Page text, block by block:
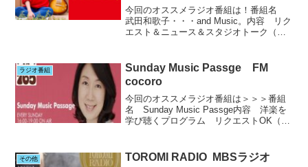
一杯で和歌ちゃんがこの番組を御
卒業…
今回のオススメラジオ番組は！番組名
武田和歌子・・・and Music。内容 リク
エスト＆ニュース＆スタジオトーク（生
アナウンサー個人的感想 この番組をな
ラジオ番組
Sunday Music Passge FM
cocoro
今回のオススメラジオ番組は＞＞＞番組
名 Sunday Music Passge内容 洋楽を
学び聴くプログラム リクエストOK（生
（DJ）その他ラジオ出演番...
その他 TOROMI RADIO MBSラジオ